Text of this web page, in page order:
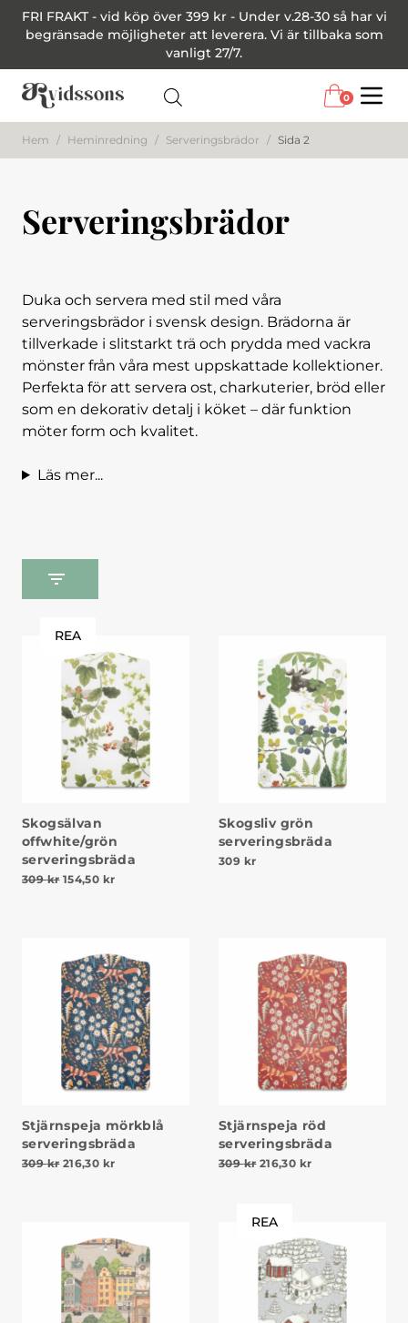
FRI FRAKT - vid köp över 399 kr - Under v.28-30 så har vi
begränsade möjligheter att leverera. Vi är tillbaka som
vanligt 27/7.
0
Hem / Heminredning / Serveringsbrädor / Sida 2
Serveringsbrädor
Duka och servera med stil med våra
serveringsbrädor i svensk design. Brädorna är
tillverkade i slitstarkt trä och prydda med vackra
mönster från våra mest uppskattade kollektioner.
Perfekta för att servera ost, charkuterier, bröd eller
som en dekorativ detalj i köket – där funktion
möter form och kvalitet.
Läs mer...
REA
Skogsälvan
offwhite/grön
serveringsbräda
309kr Det ursprungliga priset var: 309 kr.
154,50 krDet nuvarande priset är: 154,50 kr.
Skogsliv grön
serveringsbräda
309 kr
Stjärnspeja mörkblå
serveringsbräda
309kr Det ursprungliga priset var: 309 kr.
216,30 krDet nuvarande priset är: 216,30 kr.
Stjärnspeja röd
serveringsbräda
309kr Det ursprungliga priset
216,30 krDet nuvarande
REA